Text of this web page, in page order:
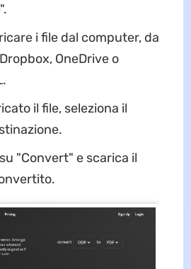
i file dal computer, da
OneDrive o
il file, seleziona il
"Convert" e scarica il